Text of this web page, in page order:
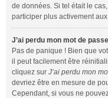
de données. Si tel était le
participer plus activement
J’ai perdu mon mot de
Pas de panique ! Bien que
il peut facilement être
cliquez sur J’ai perdu mon
devriez être en mesure de
Cependant, si vous ne